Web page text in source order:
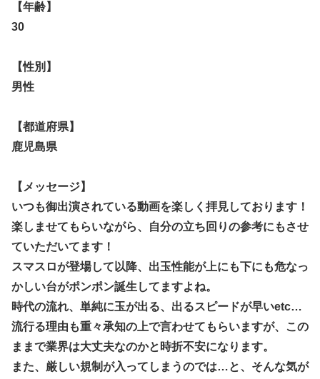
【年齢】
30
【性別】
男性
【都道府県】
鹿児島県
【メッセージ】
いつも御出演されている動画を楽しく拝見しております！
楽しませてもらいながら、自分の立ち回りの参考にもさせ
ていただいてます！
スマスロが登場して以降、出玉性能が上にも下にも危なっ
かしい台がポンポン誕生してますよね。
時代の流れ、単純に玉が出る、出るスピードが早いetc…
流行る理由も重々承知の上で言わせてもらいますが、この
ままで業界は大丈夫なのかと時折不安になります。
また、厳しい規制が入ってしまうのでは…と、そんな気が